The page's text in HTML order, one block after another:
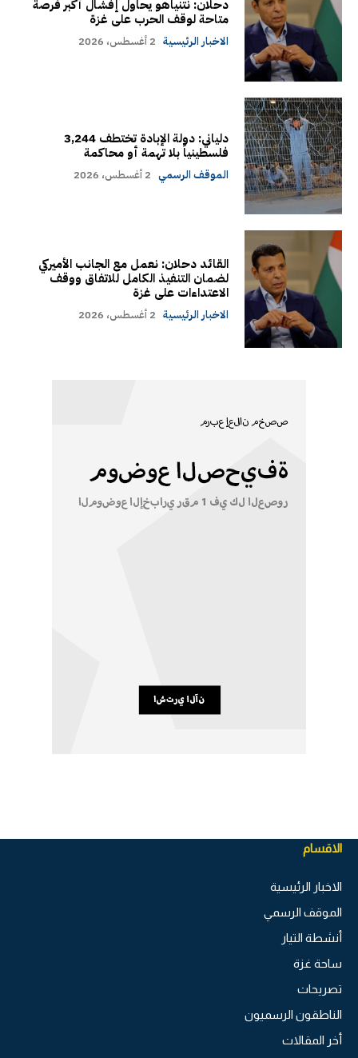
دحلان: نتنياهو يحاول إفشال أكبر فرصة
متاحة لوقف الحرب على غزة
الاخبار الرئيسية 2 أغسطس، 2026
دلياني: دولة الإبادة تختطف 3,244
فلسطينياً بلا تهمة أو محاكمة
الموقف الرسمي 2 أغسطس، 2026
القائد دحلان: نعمل مع الجانب الأميركي
لضمان التنفيذ الكامل للاتفاق ووقف
الاعتداءات على غزة
الاخبار الرئيسية 2 أغسطس، 2026
الاقسام
الاخبار الرئيسية
الموقف الرسمي
أنشطة التيار
ساحة غزة
تصريحات
الناطقون الرسميون
أخر المقالات